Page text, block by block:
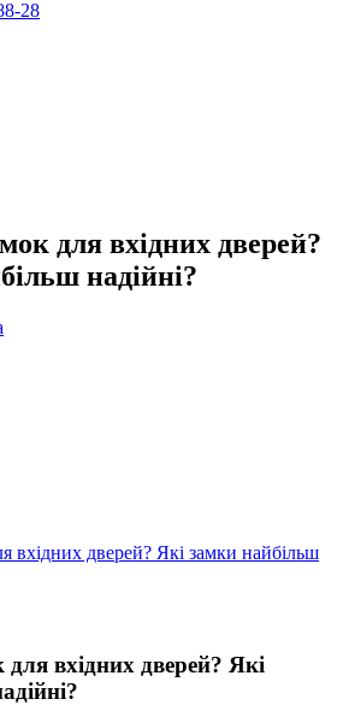
28
для вхідних дверей?
надійні?
вхідних дверей? Які